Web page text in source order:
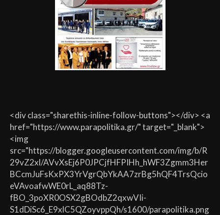
<div class="sharethis-inline-follow-buttons"></div> <a
href="https://www.parapolitika.gr/" target="_blank">
<img
src="https://blogger.googleusercontent.com/img/b/R
29vZ2xl/AVvXsEj6P0JPCjfHFPIHh_hWF3Zgmm3Her
BCcmJuFsKxPX3YrVgrQbYkAA7zrBg5hQF4TrsQcio
eVAvoafwWE0rL_aq88Tz-
fBO_3poXR0OSX2gBOdbZ2qxwVIi-
S1dDiSc6_E9xlC5QZoyvppQh/s1600/parapolitika.png